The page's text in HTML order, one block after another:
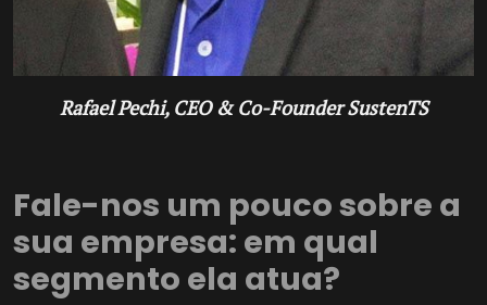
Rafael Pechi, CEO & Co-Founder SustenTS
Fale-nos um pouco sobre a
sua empresa: em qual
segmento ela atua?